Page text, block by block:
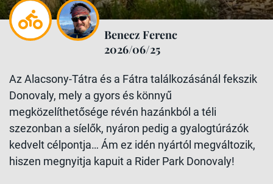
Benecz Ferenc
2026/06/25
Az Alacsony-Tátra és a Fátra találkozásánál fekszik
Donovaly, mely a gyors és könnyű
megközelíthetősége révén hazánkból a téli
szezonban a síelők, nyáron pedig a gyalogtúrázók
kedvelt célpontja… Ám ez idén nyártól megváltozik,
hiszen megnyitja kapuit a Rider Park Donovaly!